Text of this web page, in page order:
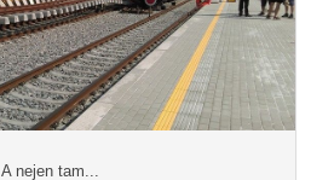
A nejen tam...